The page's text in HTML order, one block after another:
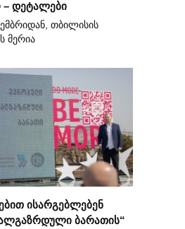
– დეტალები
თბილისის
მერია
ისარგებლებენ
ბარათის“